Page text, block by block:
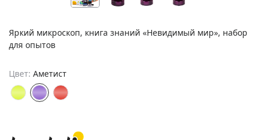
Яркий микроскоп, книга знаний «Невидимый мир», набор
для опытов
Цвет: Аметист